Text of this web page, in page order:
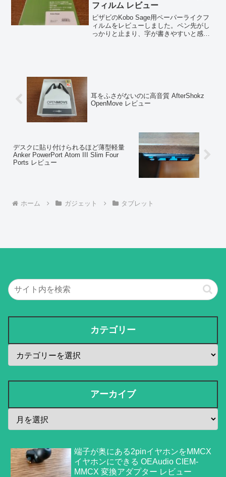
フィルム レビュー
ビザビのKobo Sage用ペーパーライクフ
ィルムをレビューしました。ペン先がし
っかりと止まり、字が書きやすいと感じ
耳をふさがないのに高音質 AfterShokz
OpenMove レビュー
デスクに貼り付けられるほど薄型軽量
Anker PowerPort Atom III Slim Four
Ports レビュー
ホーム ガジェット タブレット
カテゴリー
アーカイブ
端子が奥にある2pinイヤホンをMMCX
イヤホンにできる OEAudio CIEM-
MMCX 変換アダプター レビュー